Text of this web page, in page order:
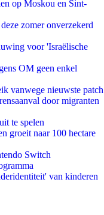
op Moskou en Sint-
zomer onverzekerd
voor 'Israëlische
OM geen enkel
vanwege nieuwste patch
door migranten
te spelen
groeit naar 100 hectare
Switch
van kinderen